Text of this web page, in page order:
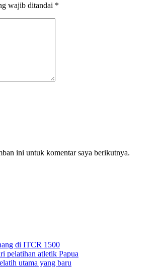
wajib ditandai *
ini untuk komentar saya berikutnya.
di ITCR 1500
pelatihan atletik Papua
utama yang baru